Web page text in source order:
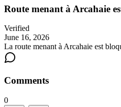
Route menant à Arcahaie
Verified
June 16, 2026
La route menant à Arcahaie est
Comments
0